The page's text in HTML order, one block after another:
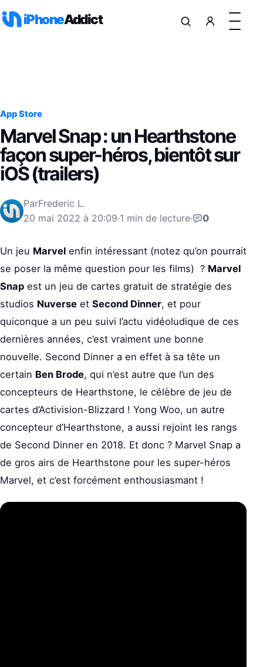
iPhoneAddict
App Store
Marvel Snap : un Hearthstone
façon super-héros, bientôt sur
iOS (trailers)
ParFrederic L.
20 mai 2022 à 20:09·1 min de lecture· 0
Un jeu Marvel enfin intéressant (notez qu’on pourrait
se poser la même question pour les films) ? Marvel
Snap est un jeu de cartes gratuit de stratégie des
studios Nuverse et Second Dinner, et pour
quiconque a un peu suivi l’actu vidéoludique de ces
dernières années, c’est vraiment une bonne
nouvelle. Second Dinner a en effet à sa tête un
certain Ben Brode, qui n’est autre que l’un des
concepteurs de Hearthstone, le célèbre de jeu de
cartes d’Activision-Blizzard ! Yong Woo, un autre
concepteur d’Hearthstone, a aussi rejoint les rangs
de Second Dinner en 2018. Et donc ? Marvel Snap a
de gros airs de Hearthstone pour les super-héros
Marvel, et c’est forcément enthousiasmant !